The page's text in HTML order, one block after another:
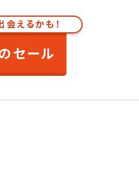
えるかも！
セール